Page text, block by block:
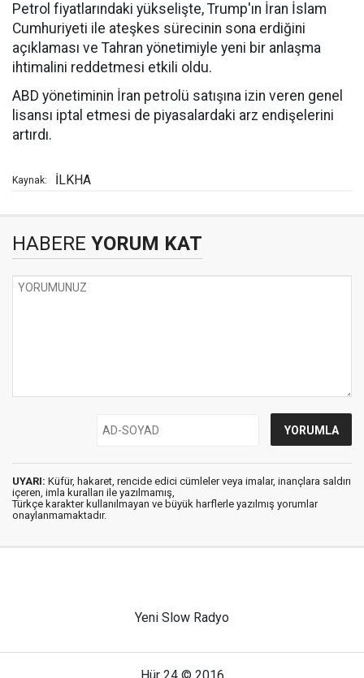
Petrol fiyatlarındaki yükselişte, Trump'ın İran İslam
Cumhuriyeti ile ateşkes sürecinin sona erdiğini
açıklaması ve Tahran yönetimiyle yeni bir anlaşma
ihtimalini reddetmesi etkili oldu.
ABD yönetiminin İran petrolü satışına izin veren genel
lisansı iptal etmesi de piyasalardaki arz endişelerini
artırdı.
Kaynak: İLKHA
HABERE YORUM KAT
UYARI: Küfür, hakaret, rencide edici cümleler veya imalar, inançlara saldırı
içeren, imla kuralları ile yazılmamış,
Türkçe karakter kullanılmayan ve büyük harflerle yazılmış yorumlar
onaylanmamaktadır.
Yeni Slow Radyo